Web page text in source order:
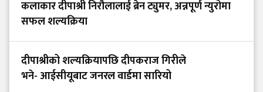
कलाकार दीपाश्री निरौलालाई ब्रेन ट्युमर, अन्नपूर्ण न्युरोमा
सफल शल्यक्रिया
दीपाश्रीको शल्यक्रियापछि दीपकराज गिरीले
भने- आईसीयूबाट जनरल वार्डमा सारियो